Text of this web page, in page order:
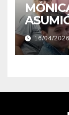
«RENÉ
16/04/2026